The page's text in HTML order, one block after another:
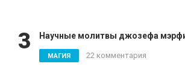
3 Научные молитвы джозефа
МАГИЯ 22 комментария